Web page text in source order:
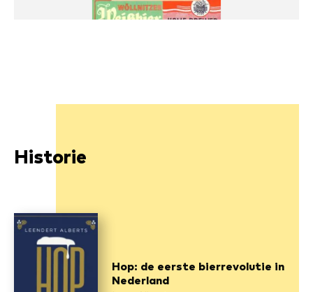
Historie
Hop: de eerste bierrevolutie in
Nederland